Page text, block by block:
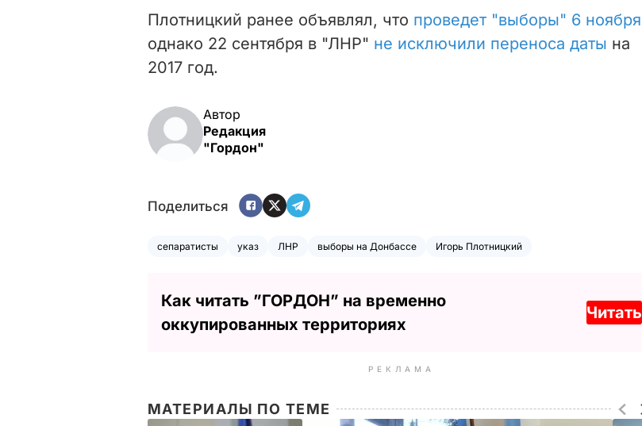
Плотницкий ранее объявлял, что проведет "выборы" 6 ноября
однако 22 сентября в "ЛНР" не исключили переноса даты на
2017 год.
Автор
Редакция
"Гордон"
Поделиться
сепаратисты указ ЛНР выборы на Донбассе Игорь Плотницкий
Как читать ”ГОРДОН” на временно
оккупированных территориях
Читать
РЕКЛАМА
МАТЕРИАЛЫ ПО ТЕМЕ